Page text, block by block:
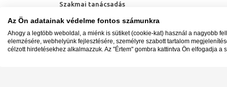
Szakmai tanácsadás
Technik Cool Pro hőszivattyú tájékoztató
Hőszivattyú kalkulátor
Az Ön adatainak védelme fontos számunkra
Ahogy a legtöbb weboldal, a miénk is sütiket (cookie-kat) használ a nagyobb
elemzésére, webhelyünk fejlesztésére, személyre szabott tartalom
célzott hirdetésekhez alkalmazzuk. Az "Értem" gombra kattintva Ön elfogadja a